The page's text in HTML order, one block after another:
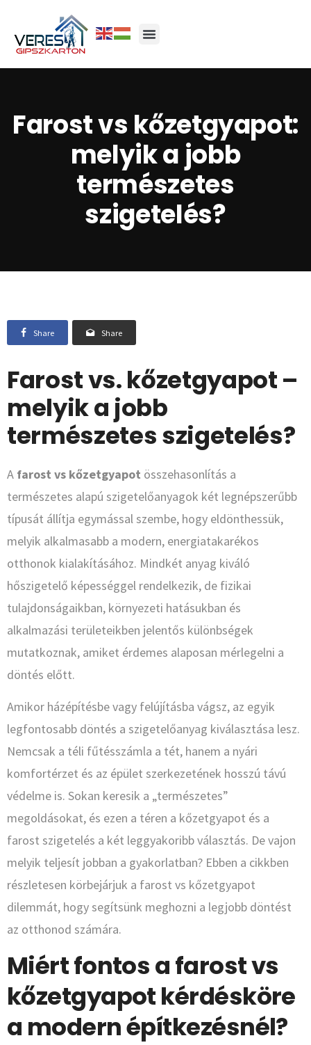
Farost vs kőzetgyapot:
melyik a jobb
természetes
szigetelés?
Share Share
Farost vs. kőzetgyapot –
melyik a jobb
természetes szigetelés?
A farost vs kőzetgyapot összehasonlítás a
természetes alapú szigetelőanyagok két legnépszerűbb
típusát állítja egymással szembe, hogy eldönthessük,
melyik alkalmasabb a modern, energiatakarékos
otthonok kialakításához. Mindkét anyag kiváló
hőszigetelő képességgel rendelkezik, de fizikai
tulajdonságaikban, környezeti hatásukban és
alkalmazási területeikben jelentős különbségek
mutatkoznak, amiket érdemes alaposan mérlegelni a
döntés előtt.
Amikor házépítésbe vagy felújításba vágsz, az egyik
legfontosabb döntés a szigetelőanyag kiválasztása lesz.
Nemcsak a téli fűtésszámla a tét, hanem a nyári
komfortérzet és az épület szerkezetének hosszú távú
védelme is. Sokan keresik a „természetes”
megoldásokat, és ezen a téren a kőzetgyapot és a
farost szigetelés a két leggyakoribb választás. De vajon
melyik teljesít jobban a gyakorlatban? Ebben a cikkben
részletesen körbejárjuk a farost vs kőzetgyapot
dilemmát, hogy segítsünk meghozni a legjobb döntést
az otthonod számára.
Miért fontos a farost vs
kőzetgyapot kérdésköre
a modern építkezésnél?